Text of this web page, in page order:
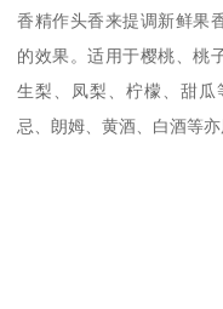
香精作头香来提调新鲜果
的效果。适用于樱桃、桃
生梨、凤梨、柠檬、甜
忌、朗姆、黄酒、白酒等亦